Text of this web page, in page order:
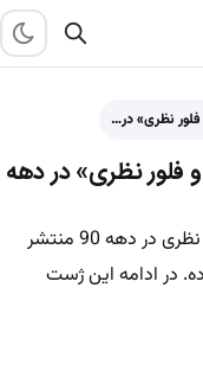
نظری» در…
نظری» در دهه
تصویری خاص و دوستانه از پوری بنایی و فلور نظری در دهه 90 منتشر
در ادامه این ژست